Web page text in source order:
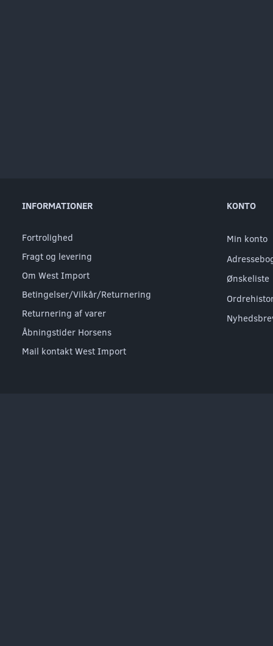
INFORMATIONER
Fortrolighed
Fragt og levering
Om West Import
Betingelser/Vilkår/Returnering
Returnering af varer
Åbningstider Horsens
Mail kontakt West Import
KONTO
Min konto
Ønskeliste